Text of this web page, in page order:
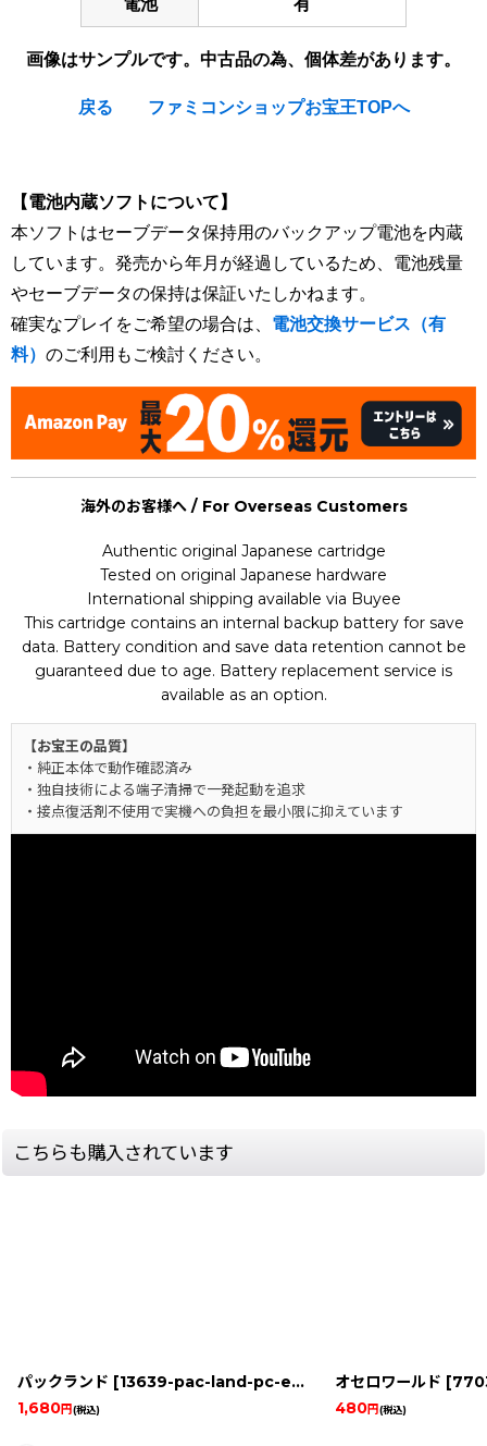
電池 有
画像はサンプルです。中古品の為、個体差があります。
戻る ファミコンショップお宝王TOPへ
【電池内蔵ソフトについて】
本ソフトはセーブデータ保持用のバックアップ電池を内蔵
しています。発売から年月が経過しているため、電池残量
やセーブデータの保持は保証いたしかねます。
確実なプレイをご希望の場合は、 電池交換サービス（有
料） のご利用もご検討ください。
海外のお客様へ / For Overseas Customers
Authentic original Japanese cartridge
Tested on original Japanese hardware
International shipping available via Buyee
This cartridge contains an internal backup battery for save
data. Battery condition and save data retention cannot be
guaranteed due to age. Battery replacement service is
available as an option.
【お宝王の品質】
・純正本体で動作確認済み
・独自技術による端子清掃で一発起動を追求
・接点復活剤不使用で実機への負担を最小限に抑えています
こちらも購入されています
パックランド [13639-pac-land-pc-engine ]
1,680円(税込)
オセロワールド [
480円(税込)